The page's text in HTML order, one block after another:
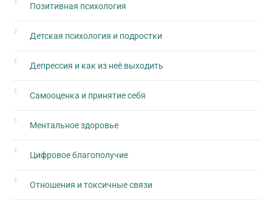
Позитивная психология
Детская психология и подростки
Депрессия и как из неё выходить
Самооценка и принятие себя
Ментальное здоровье
Цифровое благополучие
Отношения и токсичные связи